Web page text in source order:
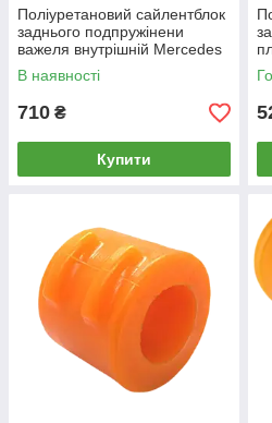
Поліуретановий сайлентблок
заднього подпружінени
важеля внутрішній Mercedes
216 2006-2013, PP-1302
В наявності
710 ₴
Купити